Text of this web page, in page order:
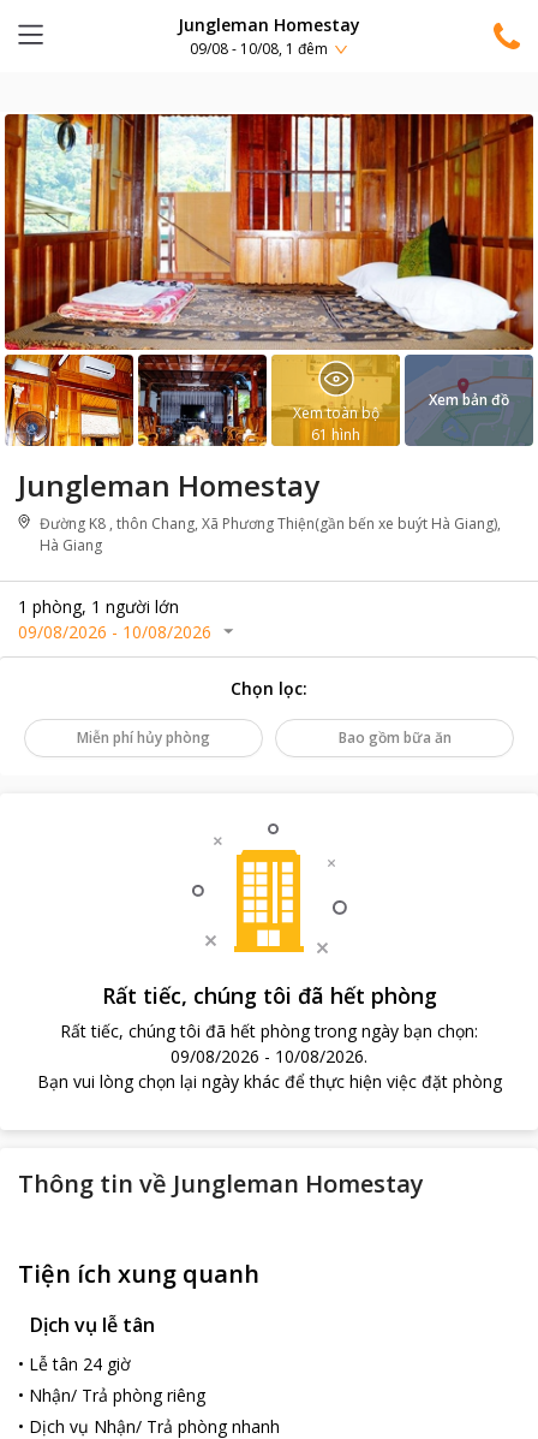
Jungleman Homestay
09/08 - 10/08, 1 đêm
Jungleman Homestay
Đường K8 , thôn Chang, Xã Phương Thiện(gần bến xe buýt Hà Giang),
Hà Giang
1 phòng, 1 người lớn
09/08/2026 - 10/08/2026
Xem toàn bộ
61 hình
Xem bản đồ
Chọn lọc:
Miễn phí hủy phòng Bao gồm bữa ăn
Rất tiếc, chúng tôi đã hết phòng
Rất tiếc, chúng tôi đã hết phòng trong ngày bạn chọn:
09/08/2026 - 10/08/2026.
Bạn vui lòng chọn lại ngày khác để thực hiện việc đặt phòng
Thông tin về Jungleman Homestay
Tiện ích xung quanh
Dịch vụ lễ tân
• Lễ tân 24 giờ
• Nhận/ Trả phòng riêng
• Dịch vụ Nhận/ Trả phòng nhanh